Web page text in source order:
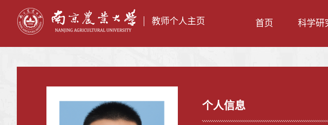
教师个人主页 首页 科学研
个人信息